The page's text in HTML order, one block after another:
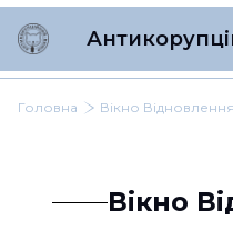
Головна Вікно Відновлення
Вікно